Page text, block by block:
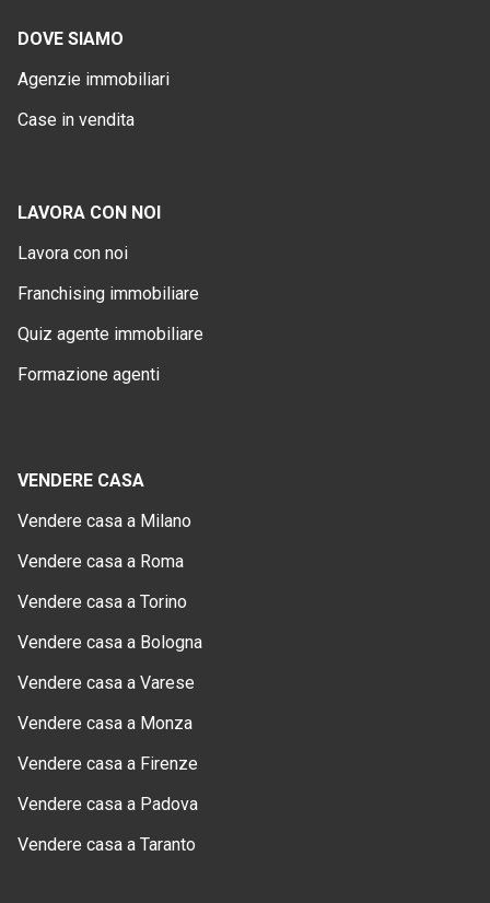
DOVE SIAMO
Agenzie immobiliari
Case in vendita
LAVORA CON NOI
Lavora con noi
Franchising immobiliare
Quiz agente immobiliare
Formazione agenti
VENDERE CASA
Vendere casa a Milano
Vendere casa a Roma
Vendere casa a Torino
Vendere casa a Bologna
Vendere casa a Varese
Vendere casa a Monza
Vendere casa a Firenze
Vendere casa a Padova
Vendere casa a Taranto